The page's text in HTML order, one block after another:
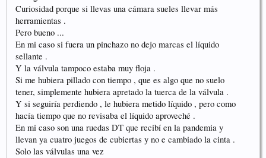
Curiosidad porque si llevas una cámara sueles llevar más
herramientas .
Pero bueno ...
En mi caso si fuera un pinchazo no dejo marcas el líquido
sellante .
Y la válvula tampoco estaba muy floja .
Si me hubiera pillado con tiempo , que es algo que no suelo
tener, simplemente hubiera apretado la tuerca de la válvula .
Y si seguiría perdiendo , le hubiera metido líquido , pero como
hacía tiempo que no revisaba el líquido aproveché .
En mi caso son una ruedas DT que recibí en la pandemia y
llevan ya cuatro juegos de cubiertas y no e cambiado la cinta .
Solo las válvulas una vez